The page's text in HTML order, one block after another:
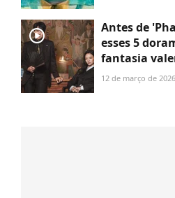
estão cada
player2
Antes de
esses 5
fantasia
de segundo
12 de março de 2026